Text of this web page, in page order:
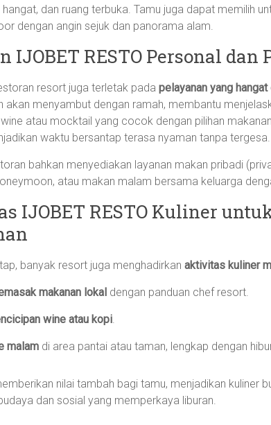
dan ruang terbuka. Tamu juga dapat memilih
dengan angin sejuk dan panorama alam.
IJOBET RESTO Personal dan
resort juga terletak pada pelayanan yang
akan menyambut dengan ramah, membantu
atau mocktail yang cocok dengan pilihan
waktu bersantap terasa nyaman tanpa tergesa.
bahkan menyediakan layanan makan pribadi
atau makan malam bersama keluarga
IJOBET RESTO Kuliner
banyak resort juga menghadirkan aktivitas kuliner
makanan lokal dengan panduan chef resort.
wine atau kopi.
malam di area pantai atau taman, lengkap dengan
nilai tambah bagi tamu, menjadikan kuliner
dan sosial yang memperkaya liburan.